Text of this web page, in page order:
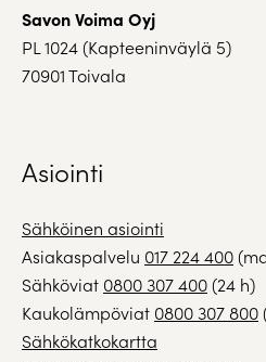
Savon Voima Oyj
PL 1024 (Kapteeninväylä 5)
70901 Toivala
Asiointi
Sähköinen asiointi
Asiakaspalvelu 017 224 400
Sähköviat 0800 307 400(24 h)
Kaukolämpöviat 0800 307 800
Sähkökatkokartta